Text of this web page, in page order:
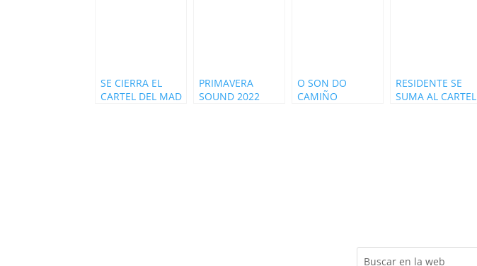
SE CIERRA EL
CARTEL DEL MAD
PRIMAVERA
SOUND 2022
O SON DO
CAMIÑO
RESIDENTE SE
SUMA AL CARTEL